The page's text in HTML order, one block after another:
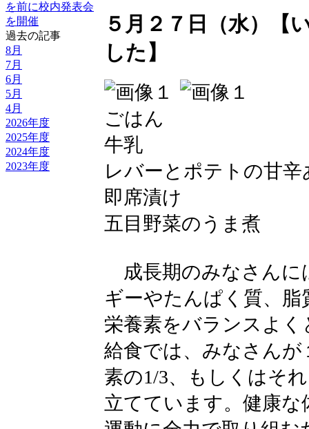
を前に校内発表会
を開催
過去の記事
8月
7月
6月
5月
4月
2026年度
2025年度
2024年度
2023年度
５月２７日（水）【
した】
ごはん
牛乳
レバーとポテトの甘辛
即席漬け
五目野菜のうま煮
成長期のみなさんに
ギーやたんぱく質、
栄養素をバランスよ
給食では、みなさん
素の1/3、もしくはそ
立てています。健康